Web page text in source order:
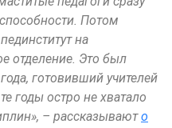
Потом
на
отделение. Это был
готовивший учителей
годы остро не хватало
– рассказываюто